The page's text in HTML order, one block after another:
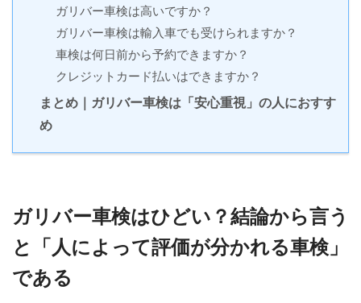
ガリバー車検は高いですか？
ガリバー車検は輸入車でも受けられますか？
車検は何日前から予約できますか？
クレジットカード払いはできますか？
まとめ｜ガリバー車検は「安心重視」の人におすす
め
ガリバー車検はひどい？結論から言う
と「人によって評価が分かれる車検」
である